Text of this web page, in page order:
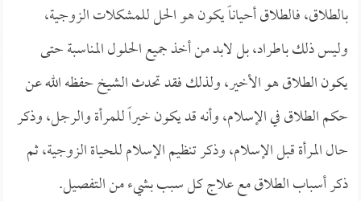
بالطلاق، فالطلاق أحياناً يكون هو الحل للمشكلات الزوجية،
وليس ذلك باطراد، بل لابد من أخذ جميع الحلول المناسبة حتى
يكون الطلاق هو الأخير، ولذلك فقد تحدث الشيخ حفظه الله عن
حكم الطلاق في الإسلام، وأنه قد يكون خيراً للمرأة والرجل، وذكر
حال المرأة قبل الإسلام، وذكر تنظيم الإسلام للحياة الزوجية، ثم
ذكر أسباب الطلاق مع علاج كل سبب بشيء من التفصيل.